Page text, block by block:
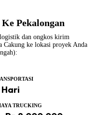
Pekalongan
dan ongkos kirim
ke lokasi proyek Anda
Hari
TRUCKING